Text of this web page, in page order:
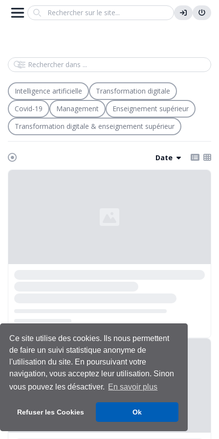
Ce site utilise des cookies. Ils nous permettent
de faire un suivi statistique anonyme de
l'utilisation du site. En poursuivant votre
navigation, vous acceptez leur utilisation. Sinon
vous pouvez les désactiver. En savoir plus
Refuser les Cookies Ok
Search
Rechercher dans
Intelligence artificielle
Transformation digitale
Covid-19
Management
Enseignement supérieur
Transformation digitale & enseignement supérieur
Date
Chargement...